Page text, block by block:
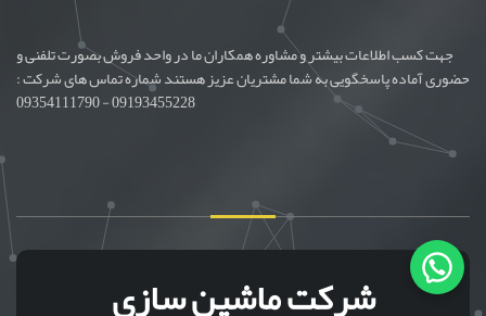
جهت کسب اطلاعات بیشتر و مشاوره همکاران ما در واحد فروش بصورت تلفنی و
حضوری آماده پاسخگویی به شما مشتریان عزیز هستند شماره تماس های شرکت :
09193455228 - 09354111790
شرکت ماشین سازی